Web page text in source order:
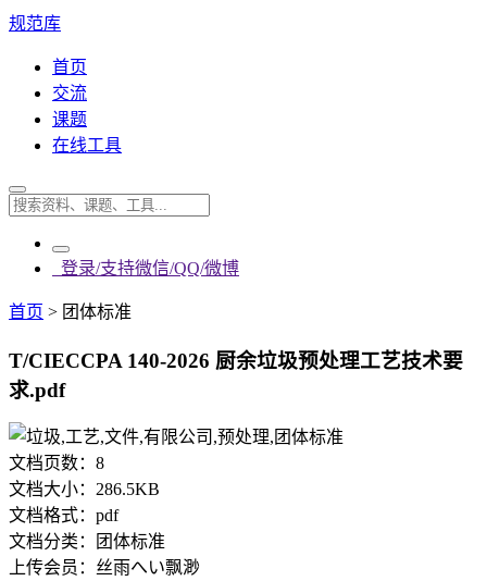
规范库
首页
交流
课题
在线工具
登录/支持微信/QQ/微博
首页 > 团体标准
T/CIECCPA 140-2026 厨余垃圾预处理工艺技术要
求.pdf
文档页数： 8
文档大小： 286.5KB
文档格式： pdf
文档分类：
团体标准
上传会员： 丝雨へい飘渺